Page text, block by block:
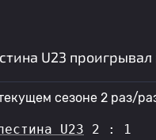
U23
сезоне 2 раз/
U23 2 : 1